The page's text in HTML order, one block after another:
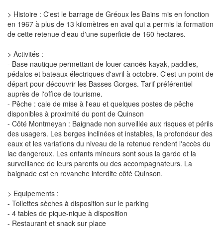
> Histoire : C'est le barrage de Gréoux les Bains mis en fonction
en 1967 à plus de 13 kilomètres en aval qui a permis la formation
de cette retenue d'eau d'une superficie de 160 hectares.
> Activités :
- Base nautique permettant de louer canoës-kayak, paddles,
pédalos et bateaux électriques d'avril à octobre. C'est un point de
départ pour découvrir les Basses Gorges. Tarif préférentiel
auprès de l'office de tourisme.
- Pêche : cale de mise à l'eau et quelques postes de pêche
disponibles à proximité du pont de Quinson
- Côté Montmeyan : Baignade non surveillée aux risques et périls
des usagers. Les berges inclinées et instables, la profondeur des
eaux et les variations du niveau de la retenue rendent l'accès du
lac dangereux. Les enfants mineurs sont sous la garde et la
surveillance de leurs parents ou des accompagnateurs. La
baignade est en revanche interdite côté Quinson.
> Equipements :
- Toilettes sèches à disposition sur le parking
- 4 tables de pique-nique à disposition
- Restaurant et snack sur place